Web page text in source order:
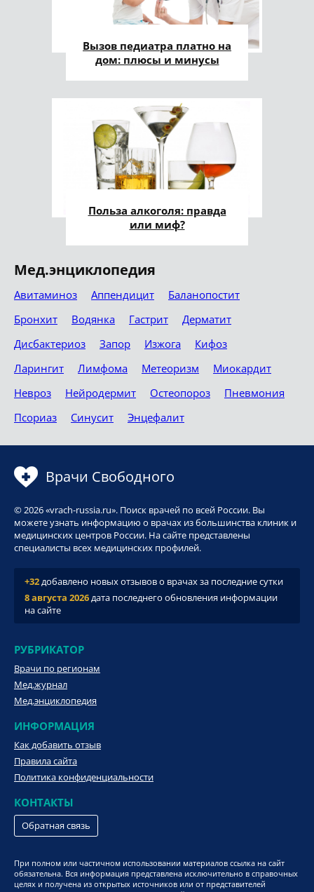
Вызов педиатра платно на
дом: плюсы и минусы
Польза алкоголя: правда
или миф?
Мед.энциклопедия
Авитаминоз Аппендицит
Баланопостит
Бронхит
Водянка Гастрит
Дерматит
Дисбактериоз
Запор Изжога
Кифоз
Ларингит
Лимфома Метеоризм
Миокардит
Невроз
Нейродермит Остеопороз
Пневмония
Псориаз
Синусит Энцефалит
Врачи Свободного
© 2026 «vrach-russia.ru». Поиск врачей по всей России. Вы
можете узнать информацию о врачах из большинства клиник и
медицинских центров России. На сайте представлены
специалисты всех медицинских профилей.
+32добавлено новых отзывов о врачах за последние сутки
8 августа 2026дата последнего обновления информации
на сайте
РУБРИКАТОР
Врачи по регионам
Мед.журнал
Мед.энциклопедия
ИНФОРМАЦИЯ
Как добавить отзыв
Правила сайта
Политика конфиденциальности
КОНТАКТЫ
Обратная связь
При полном или частичном использовании материалов ссылка на сайт
обязательна. Вся информация представлена исключительно в справочных
целях и получена из открытых источников или от представителей